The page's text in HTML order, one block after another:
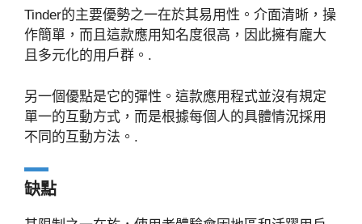
Tinder的主要優勢之一在於其易用性。介面清晰，操
作簡單，而且這款應用知名度很高，因此擁有龐大
且多元化的用戶群。.
另一個優點是它的彈性。這款應用程式並沒有規定
單一的互動方式，而是根據每個人的具體情況採用
不同的互動方法。.
缺點